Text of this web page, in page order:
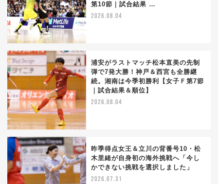
第10節｜試合結果 …
2026.08.04
浦安がラストマッチ松本直美の先制
弾で7発大勝！神戸＆西宮も全勝継
続。湘南は今季初勝利【女子Ｆ第7節
｜試合結果＆順位】
2026.08.04
昨季得点女王＆立川の背番号10・松
木里緒が自身初の海外挑戦へ「今し
かできない挑戦を選択しました」
2026.07.31